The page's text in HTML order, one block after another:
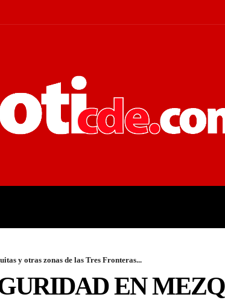
y otras zonas de las Tres Fronteras...
EN